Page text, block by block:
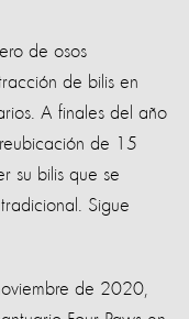
de osos
de bilis en
A finales del año
de 15
su bilis que se
Sigue
de 2020,